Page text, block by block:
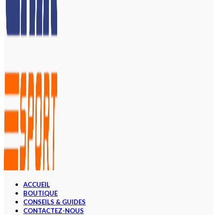
ACCUEIL
BOUTIQUE
CONSEILS & GUIDES
CONTACTEZ-NOUS